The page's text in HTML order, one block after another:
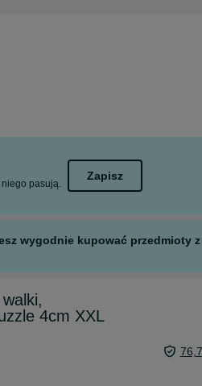
niego pasują.
Zapisz
wygodnie kupować przedmioty
4cm XXL